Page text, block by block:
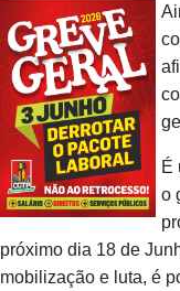
É
o
próximo dia 18 de
mobilização e luta, é